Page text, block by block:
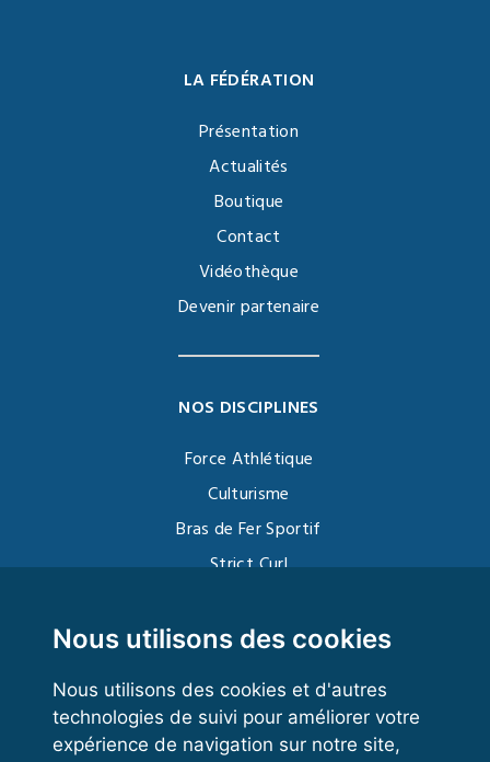
Nous utilisons des cookies
Nous utilisons des cookies et d'autres
technologies de suivi pour améliorer votre
expérience de navigation sur notre site,
LA FÉDÉRATION
Présentation
Actualités
Boutique
Contact
Vidéothèque
Devenir partenaire
NOS DISCIPLINES
Force Athlétique
Culturisme
Bras de Fer Sportif
Strict Curl
Kettlebell
VOS ESPACES